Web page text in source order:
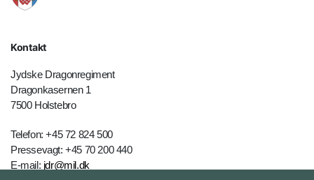
Kontakt
Jydske Dragonregiment
Dragonkasernen 1
7500 Holstebro
Telefon: +45 72 824 500
Pressevagt: +45 70 200 440
E-mail: jdr@mil.dk